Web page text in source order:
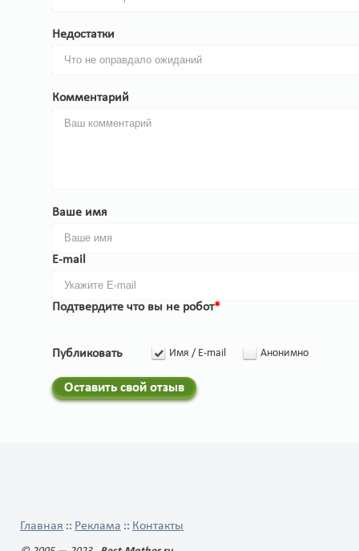
Недостатки
Комментарий
Ваше имя
E-mail
Подтвердите что вы не робот*
Публиковать Имя / E-mail Анонимно
Оставить свой отзыв
Главная :: Реклама :: Контакты